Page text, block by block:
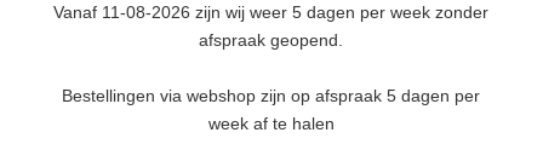
Vanaf 11-08-2026 zijn wij weer 5 dagen per week zonder
afspraak geopend.
Bestellingen via webshop zijn op afspraak 5 dagen per
week af te halen